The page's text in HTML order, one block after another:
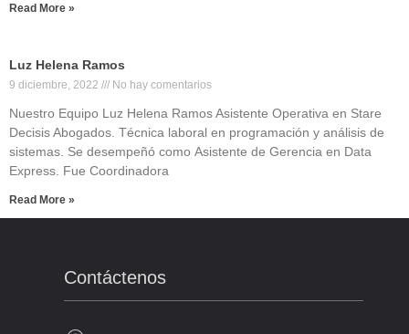
Read More »
Luz Helena Ramos
9 diciembre, 2022 No hay comentarios
Nuestro Equipo Luz Helena Ramos Asistente Operativa en Stare
Decisis Abogados. Técnica laboral en programación y análisis de
sistemas. Se desempeñó como Asistente de Gerencia en Data
Express. Fue Coordinadora
Read More »
Contáctenos